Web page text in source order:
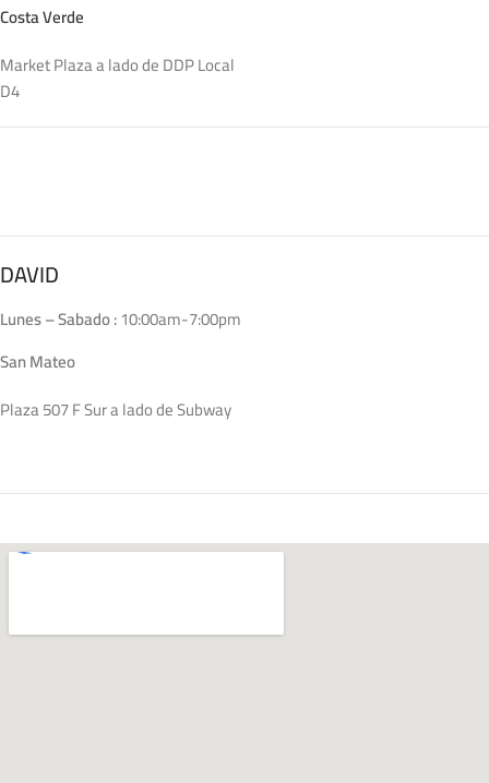
Costa Verde
Market Plaza a lado de DDP Local
D4
DAVID
Lunes – Sabado :10:00am-7:00pm
San Mateo
Plaza 507 F Sur a lado de Subway